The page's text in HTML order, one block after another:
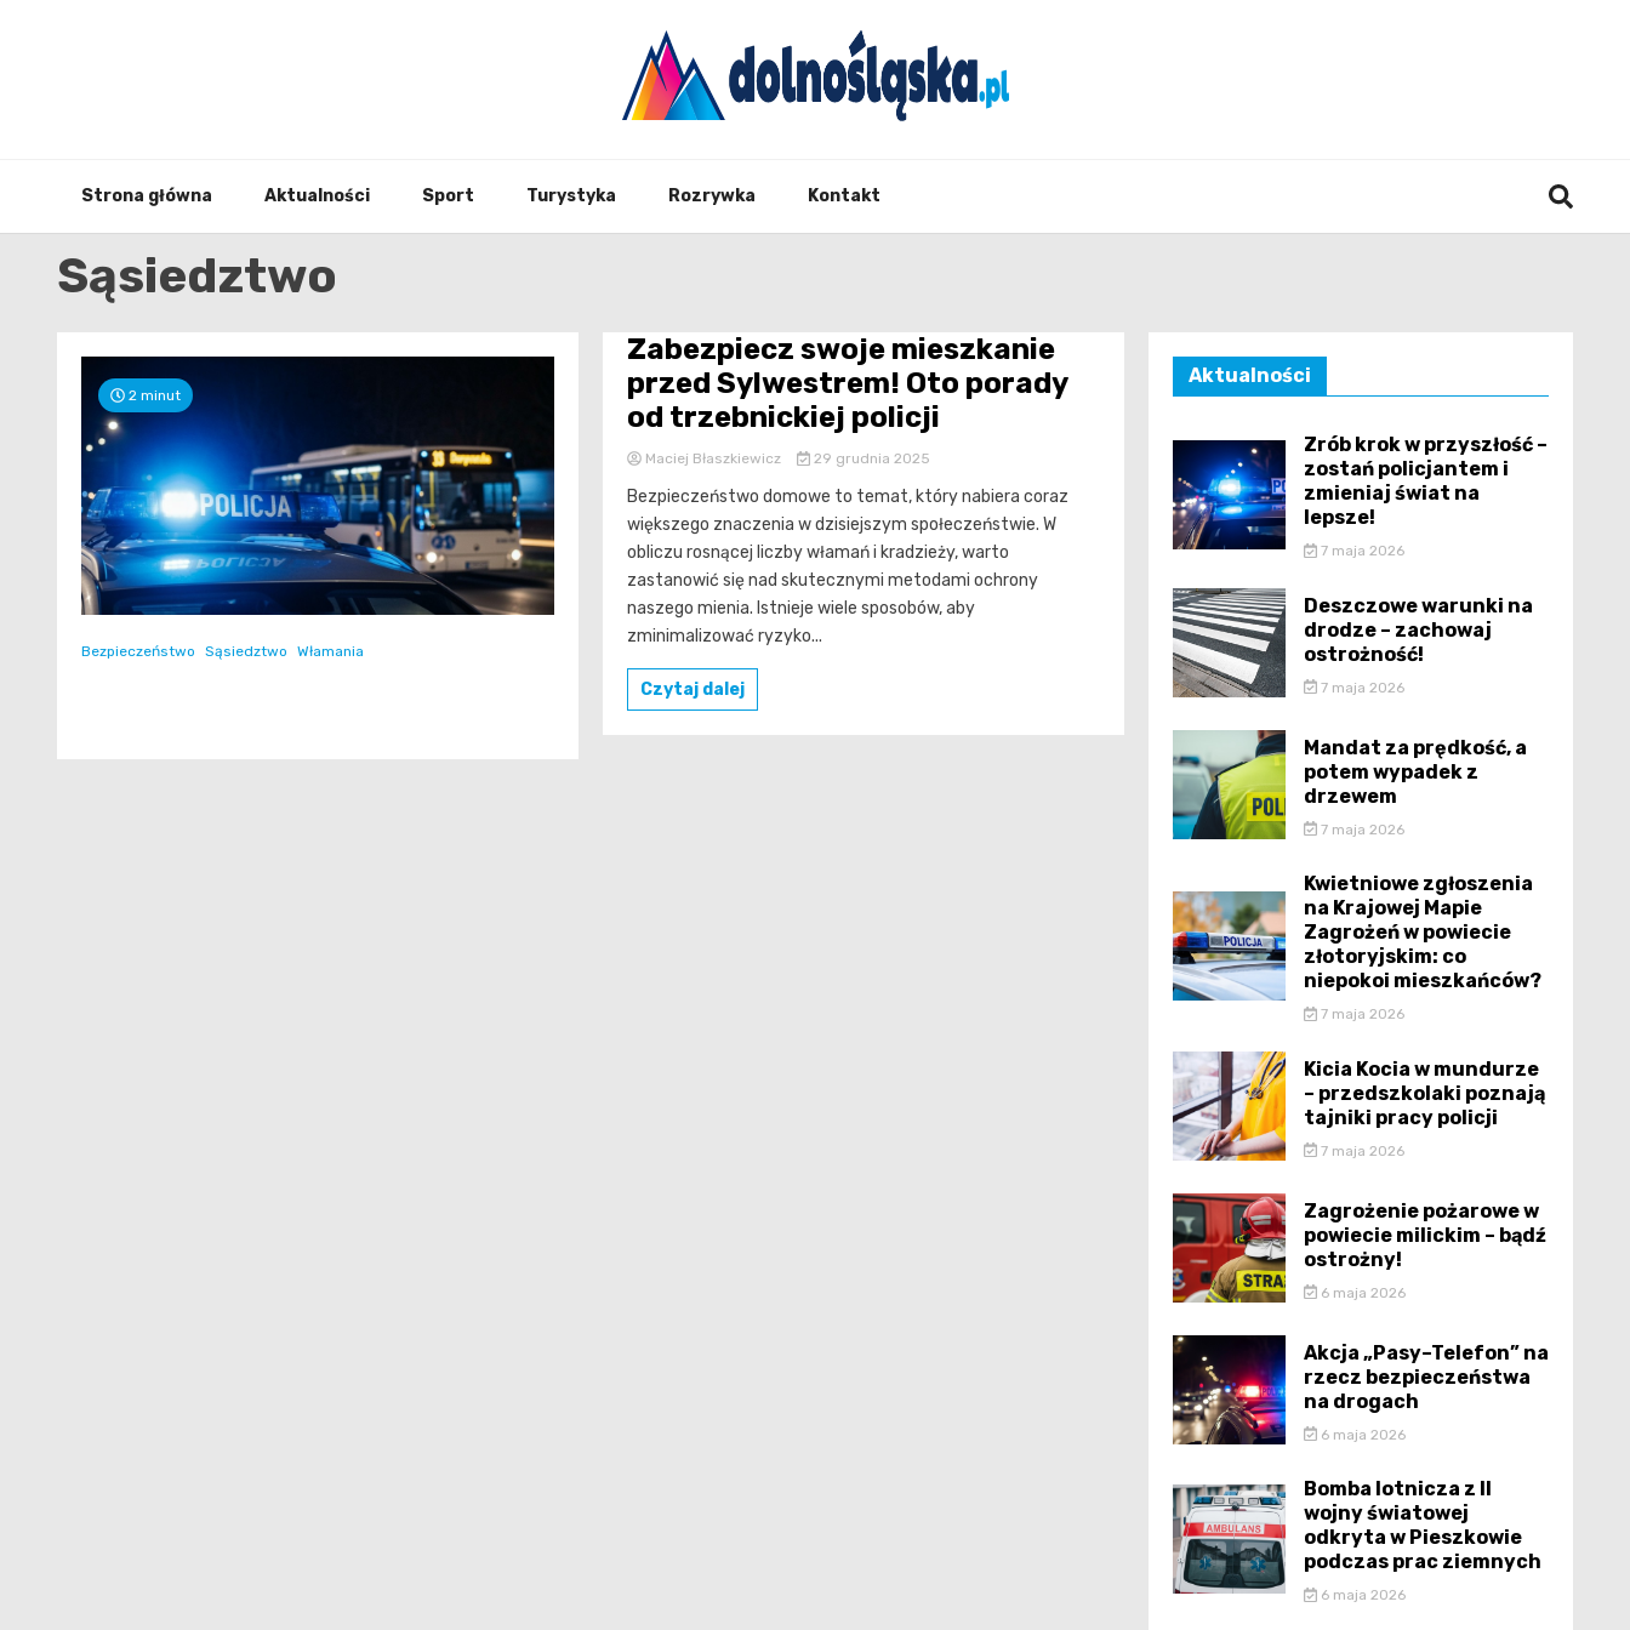
Strona główna Aktualności Sport Turystyka Rozrywka Kontakt
Sąsiedztwo
2 minut
Bezpieczeństwo Sąsiedztwo Włamania
Zabezpiecz swoje mieszkanie
przed Sylwestrem! Oto porady
od trzebnickiej policji
Maciej Błaszkiewicz 29 grudnia 2025
Bezpieczeństwo domowe to temat, który nabiera coraz
większego znaczenia w dzisiejszym społeczeństwie. W
obliczu rosnącej liczby włamań i kradzieży, warto
zastanowić się nad skutecznymi metodami ochrony
naszego mienia. Istnieje wiele sposobów, aby
zminimalizować ryzyko...
Czytaj dalej
Aktualności
Zrób krok w przyszłość –
zostań policjantem i
zmieniaj świat na
lepsze!
7 maja 2026
Deszczowe warunki na
drodze – zachowaj
ostrożność!
7 maja 2026
Mandat za prędkość, a
potem wypadek z
drzewem
7 maja 2026
Kwietniowe zgłoszenia
na Krajowej Mapie
Zagrożeń w powiecie
złotoryjskim: co
niepokoi mieszkańców?
7 maja 2026
Kicia Kocia w mundurze
– przedszkolaki poznają
tajniki pracy policji
7 maja 2026
Zagrożenie pożarowe w
powiecie milickim – bądź
ostrożny!
6 maja 2026
Akcja „Pasy–Telefon” na
rzecz bezpieczeństwa
na drogach
6 maja 2026
Bomba lotnicza z II
wojny światowej
odkryta w Pieszkowie
podczas prac ziemnych
6 maja 2026